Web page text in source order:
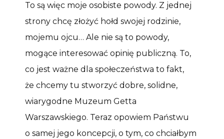
To są więc moje osobiste powody. Z jednej
strony chcę złożyć hołd swojej rodzinie,
mojemu ojcu… Ale nie są to powody,
mogące interesować opinię publiczną. To,
co jest ważne dla społeczeństwa to fakt,
że chcemy tu stworzyć dobre, solidne,
wiarygodne Muzeum Getta
Warszawskiego. Teraz opowiem Państwu
o samej jego koncepcji, o tym, co chciałbym